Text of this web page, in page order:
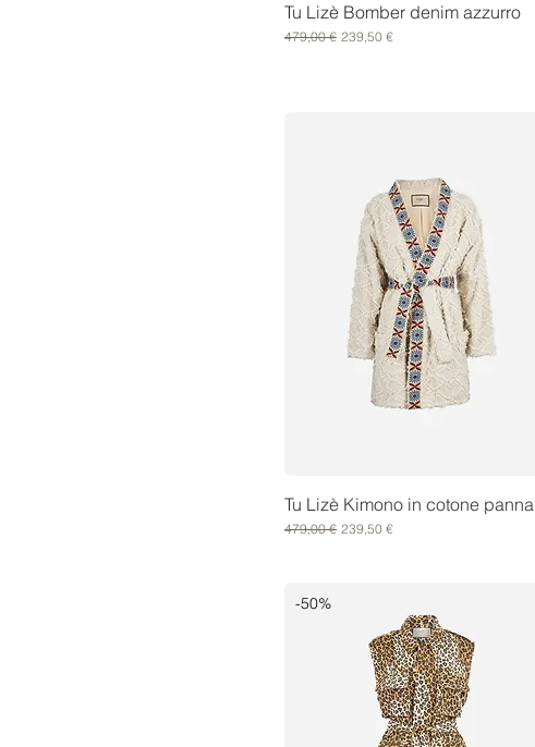
Tu Lizè Bomber denim azzurro
Prezzo regolare
479,00 € Prezzo scontato
239,50 €
Tu Lizè Kimono in cotone panna
Prezzo regolare
479,00 € Prezzo scontato
239,50 €
-50%